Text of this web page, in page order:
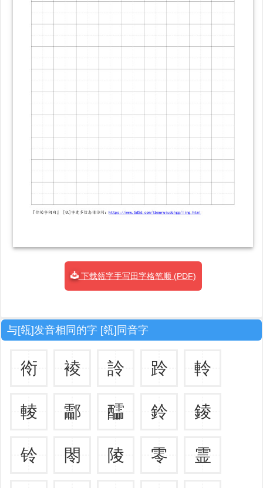
下载瓴字手写田字格笔顺 (PDF)
与[瓴]发音相同的字 [瓴]同音字
衑 裬 詅 跉 軨
輘 酃 醽 鈴 錂
铃 閝 陵 零 霊